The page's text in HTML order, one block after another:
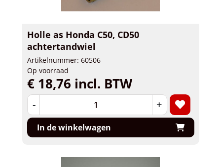
Holle as Honda C50, CD50
achtertandwiel
Artikelnummer: 60506
Op voorraad
€ 18,76 incl. BTW
- +
In de winkelwagen